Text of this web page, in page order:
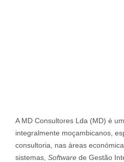
A MD Consultores Lda (MD) é
integralmente moçambicanos,
consultoria, nas áreas
sistemas, Software de Gestão